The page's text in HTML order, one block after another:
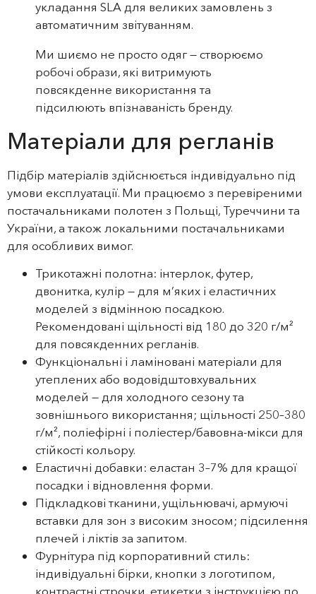
укладання SLA для великих замовлень з
автоматичним звітуванням.
Ми шиємо не просто одяг — створюємо
робочі образи, які витримують
повсякденне використання та
підсилюють впізнаваність бренду.
Матеріали для регланів
Підбір матеріалів здійснюється індивідуально під
умови експлуатації. Ми працюємо з перевіреними
постачальниками полотен з Польщі, Туреччини та
України, а також локальними постачальниками
для особливих вимог.
Трикотажні полотна: інтерлок, футер,
двонитка, кулір — для м’яких і еластичних
моделей з відмінною посадкою.
Рекомендовані щільності від 180 до 320 г/м²
для повсякденних регланів.
Функціональні і ламіновані матеріали для
утеплених або водовідштовхувальних
моделей — для холодного сезону та
зовнішнього використання; щільності 250–380
г/м², поліефірні і поліестер/бавовна-мікси для
стійкості кольору.
Еластичні добавки: еластан 3–7% для кращої
посадки і відновлення форми.
Підкладкові тканини, ущільнювачі, армуючі
вставки для зон з високим зносом; підсилення
плечей і ліктів за запитом.
Фурнітура під корпоративний стиль:
індивідуальні бірки, кнопки з логотипом,